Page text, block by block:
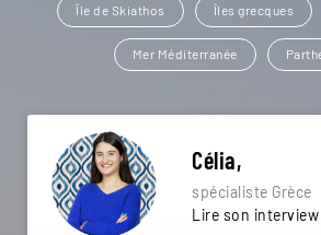
Île de Skiathos Îles grecques
Mer Méditerranée
Célia,
spécialiste Grèce
Lire son interview